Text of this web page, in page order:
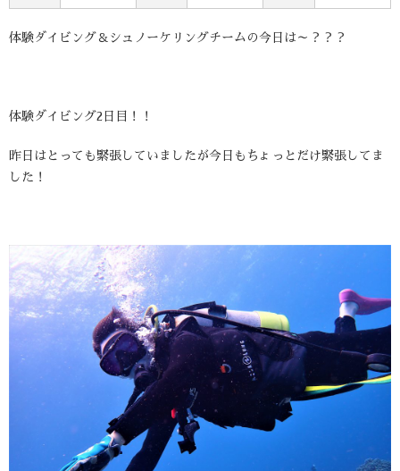
体験ダイビング＆シュノーケリングチームの今日は～？？？
体験ダイビング2日目！！
昨日はとっても緊張していましたが今日もちょっとだけ緊張してま
した！